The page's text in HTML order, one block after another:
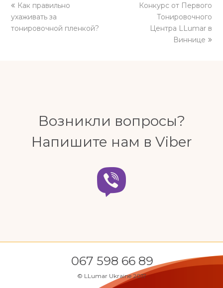
previous
post:
Как правильно
ухаживать за
тонировочной пленкой?
next
post:
Конкурс от Первого
Тонировочного
Центра LLumar в
Виннице
Возникли вопросы?
Напишите нам в Viber
067 598 66 89
© LLumar Ukraine 2017